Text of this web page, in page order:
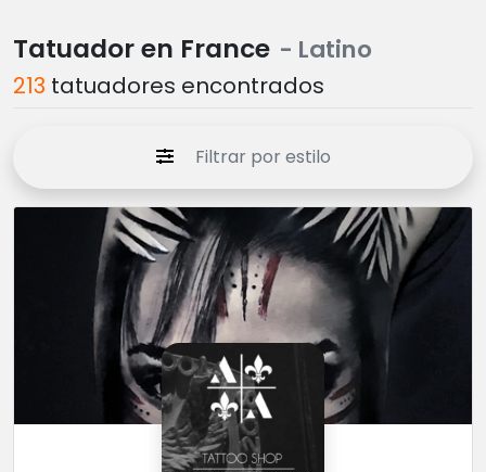
Tatuador en France - Latino
213 tatuadores encontrados
Filtrar por estilo